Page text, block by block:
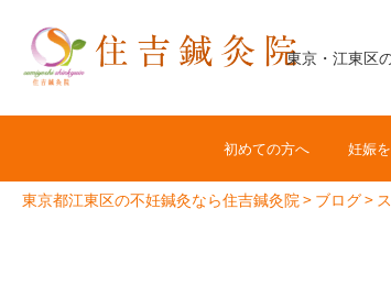
東京・江東区
初めての方へ 妊娠
東京都江東区の不妊鍼灸なら住吉鍼灸院> ブログ>